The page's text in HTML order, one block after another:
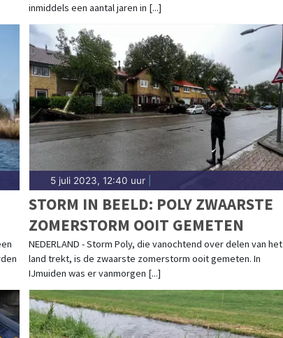
inmiddels een aantal jaren in [...]
5 juli 2023, 12:40 uur|
STORM IN BEELD: POLY ZWAARSTE
ZOMERSTORM OOIT GEMETEN
NEDERLAND - Storm Poly, die vanochtend over delen van het
land trekt, is de zwaarste zomerstorm ooit gemeten. In
IJmuiden was er vanmorgen [...]